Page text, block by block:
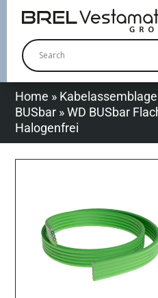
Home » Kabelassemblage
BUSbar »WD BUSbar
Halogenfrei